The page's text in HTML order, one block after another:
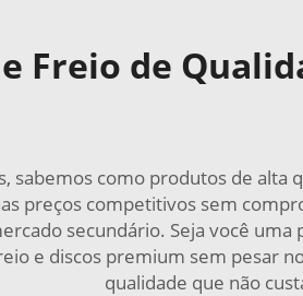
Freio de
sabemos como produtos de alta
preços competitivos sem
secundário. Seja você
e discos premium sem pesar
qualidade que não